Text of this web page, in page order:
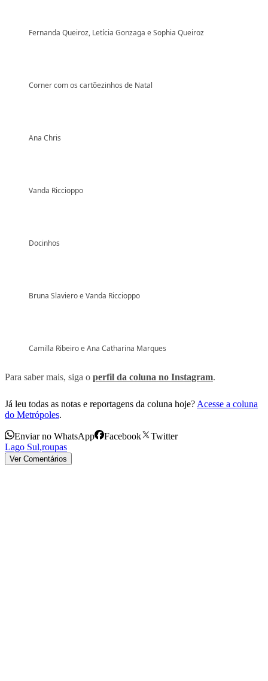
Fernanda Queiroz, Letícia Gonzaga e Sophia Queiroz
Corner com os cartõezinhos de Natal
Ana Chris
Vanda Riccioppo
Docinhos
Bruna Slaviero e Vanda Riccioppo
Camilla Ribeiro e Ana Catharina Marques
Para saber mais, siga o perfil da coluna no Instagram.
Já leu todas as notas e reportagens da coluna hoje? Acesse a coluna
do Metrópoles.
Enviar no WhatsApp Facebook
Twitter
Lago Sul,roupas
Ver Comentários